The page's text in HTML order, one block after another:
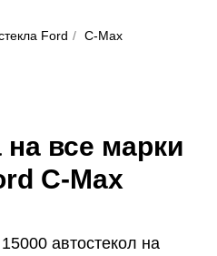
Ford / C-Max
на все марки
C-Max
автостекол на